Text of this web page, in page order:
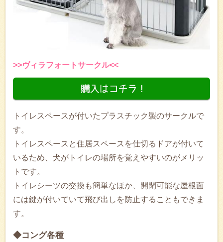
>>ヴィラフォートサークル<<
トイレスペースが付いたプラスチック製のサークルで
す。
トイレスペースと住居スペースを仕切るドアが付いて
いるため、犬がトイレの場所を覚えやすいのがメリッ
トです。
トイレシーツの交換も簡単なほか、開閉可能な屋根面
には鍵が付いていて飛び出しを防止することもできま
す。
◆コング各種